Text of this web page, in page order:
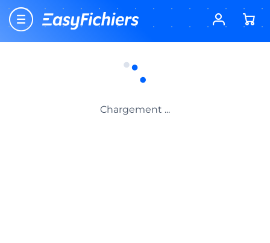
Chargement ...
-15%
Nouveau client EasyFichiers ? Profitez dès
aujourd’hui d’une offre exceptionnelle à partir de
149€ HT d’achat ! Code